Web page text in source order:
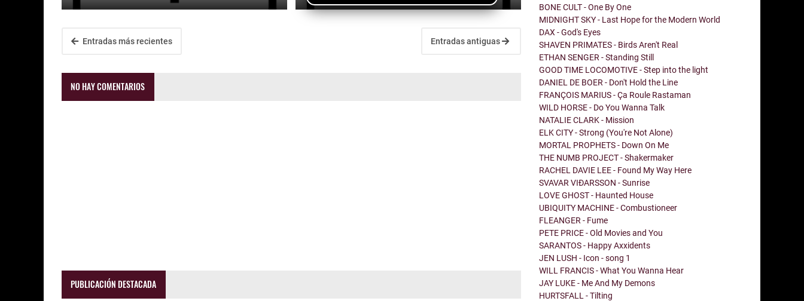
Entradas más recientes Entradas antiguas
NO HAY COMENTARIOS
PUBLICACIÓN DESTACADA
BONE CULT - One By One
MIDNIGHT SKY - Last Hope for the Modern World
DAX - God's Eyes
SHAVEN PRIMATES - Birds Aren't Real
ETHAN SENGER - Standing Still
GOOD TIME LOCOMOTIVE - Step into the light
DANIEL DE BOER - Don't Hold the Line
FRANÇOIS MARIUS - Ça Roule Rastaman
WILD HORSE - Do You Wanna Talk
NATALIE CLARK - Mission
ELK CITY - Strong (You're Not Alone)
MORTAL PROPHETS - Down On Me
THE NUMB PROJECT - Shakermaker
RACHEL DAVIE LEE - Found My Way Here
SVAVAR VIÐARSSON - Sunrise
LOVE GHOST - Haunted House
UBIQUITY MACHINE - Combustioneer
FLEANGER - Fume
PETE PRICE - Old Movies and You
SARANTOS - Happy Axxidents
JEN LUSH - Icon - song 1
WILL FRANCIS - What You Wanna Hear
JAY LUKE - Me And My Demons
HURTSFALL - Tilting